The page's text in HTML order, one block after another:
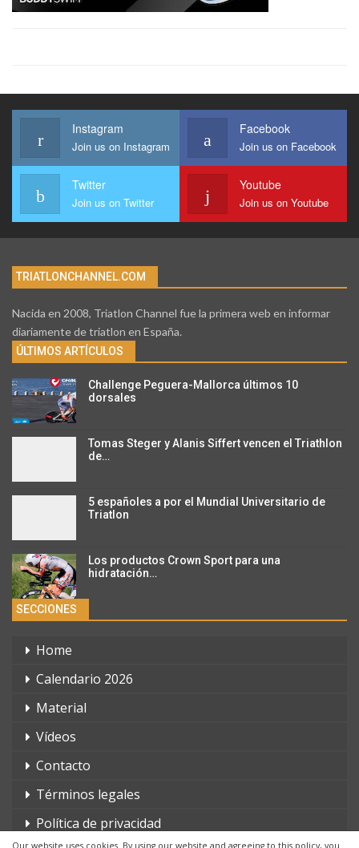
Our website uses cookies. By using our website and agreeing to this policy, you
Instagram
Join us on Instagram
Facebook
Join us on Facebook
Twitter
Join us on Twitter
Youtube
Join us on Youtube
TRIATLONCHANNEL.COM
Nacida en 2008, Triatlon Channel fue la primera web en informar
diariamente de triatlon en España.
ÚLTIMOS ARTÍCULOS
Challenge Peguera-Mallorca últimos 10
dorsales
Tomas Steger y Alanis Siffert vencen el Triathlon
de…
5 españoles a por el Mundial Universitario de
Triatlon
Los productos Crown Sport para una
hidratación…
SECCIONES
Home
Calendario 2026
Material
Vídeos
Contacto
Términos legales
Política de privacidad